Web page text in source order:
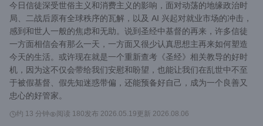
今日信徒深受世俗主义和消费主义的影响，面对动荡的地缘政治时
局、二战后原有全球秩序的瓦解，以及 AI 兴起对就业市场的冲击，
感到和世人一般的焦虑和无助。说到圣经中基督的再来，许多信徒
一方面相信会有那么一天，一方面又很少认真思想主再来如何塑造
今天的生活。或许现在就是一个重新查考《圣经》相关教导的好时
机，因为这不仅会带给我们安慰和盼望，也能让我们在乱世中不至
于被假基督、假先知迷惑带偏，还能预备好自己，成为一个良善又
忠心的好管家。
约 13 分钟 阅读 180发布 2026.05.19更新 2026.08.06